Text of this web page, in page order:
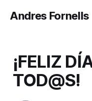
Andres Fornells
¡FELIZ
TOD@S!